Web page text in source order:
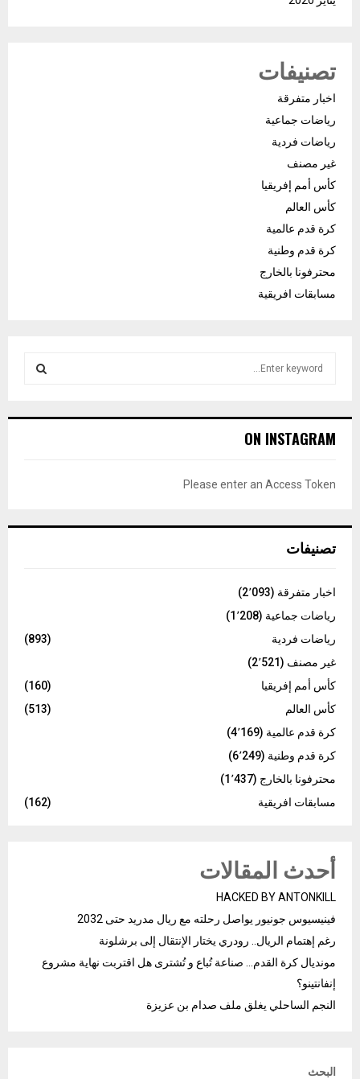
تصنيفات
اخبار متفرقة
رياضات جماعية
رياضات فردية
غير مصنف
كأس أمم إفريقيا
كأس العالم
كرة قدم عالمية
كرة قدم وطنية
محترفونا بالخارج
مسابقات افريقية
h
C
ON INSTAGRAM
Please enter an Access Token
تصنيفات
اخبار متفرقة (2٬093)
رياضات جماعية (1٬208)
رياضات فردية
(893)
غير مصنف (2٬521)
كأس أمم إفريقيا
(160)
كأس العالم
(513)
كرة قدم عالمية (4٬169)
كرة قدم وطنية (6٬249)
محترفونا بالخارج (1٬437)
مسابقات افريقية
(162)
أحدث المقالات
HACKED BY ANTONKILL
فينيسيوس جونيور يواصل رحلته مع ريال مدريد حتى 2032
رغم إهتمام الريال.. رودري يختار الإنتقال إلى برشلونة
مونديال كرة القدم… صناعة تُباع و تُشترى هل اقتربت نهاية مشروع
إنفانتينو؟
النجم الساحلي يغلق ملف صدام بن عزيزة
البحث